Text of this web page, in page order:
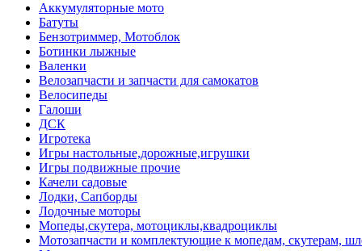
Аккумуляторные мото
Батуты
Бензотриммер, Мотоблок
Ботинки лыжные
Валенки
Велозапчасти и запчасти для самокатов
Велосипеды
Галоши
ДСК
Игротека
Игры настольные,дорожные,игрушки
Игры подвижные прочие
Качели садовые
Лодки, Сапборды
Лодочные моторы
Мопеды,скутера, мотоциклы,квадроциклы
Мотозапчасти и комплектующие к мопедам, скутерам,